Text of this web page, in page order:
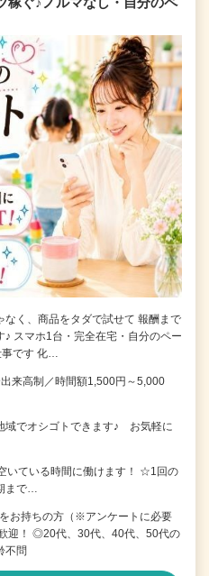
く、商品をタダで試せて 報酬まで
♪ スマホ1台・完全在宅・自分のペー
事です 化…
来高制／時間額1,500円～5,000
域でオシゴトできます♪ お気軽に
いている時間に働けます！ ☆1回の
まで…
お持ちの方（※アンケートに必要
迎！ ◎20代、30代、40代、50代の
不問